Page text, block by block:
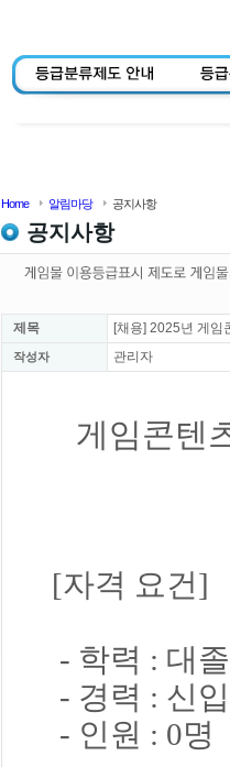
Home 알림마당 공지사항
공지사항
제목 [채용] 2025년 게임
작성자 관리자
게임콘텐
[자격 요건]
- 학력 : 대
- 경력 : 신
- 인원 : 0명